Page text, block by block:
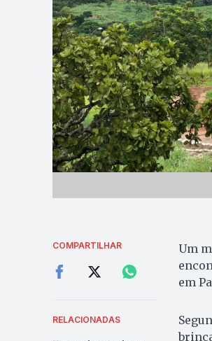
COMPARTILHAR
RELACIONADAS
Um
em